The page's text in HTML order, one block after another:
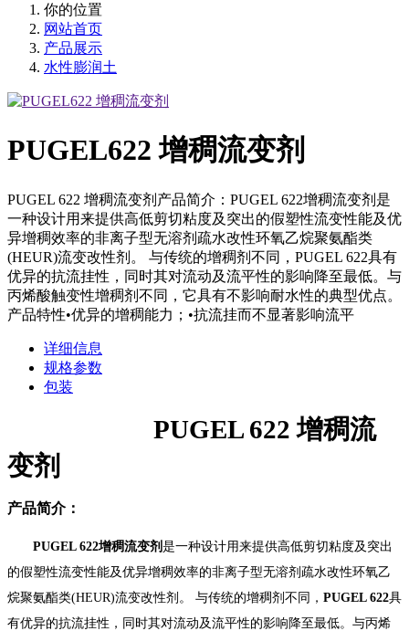
你的位置
网站首页
产品展示
水性膨润土
PUGEL622 增稠流变剂
PUGEL 622 增稠流变剂产品简介：PUGEL 622增稠流变剂是
一种设计用来提供高低剪切粘度及突出的假塑性流变性能及优
异增稠效率的非离子型无溶剂疏水改性环氧乙烷聚氨酯类
(HEUR)流变改性剂。 与传统的增稠剂不同，PUGEL 622具有
优异的抗流挂性，同时其对流动及流平性的影响降至最低。与
丙烯酸触变性增稠剂不同，它具有不影响耐水性的典型优点。
产品特性•优异的增稠能力；•抗流挂而不显著影响流平
详细信息
规格参数
包装
PUGEL 622增稠流
变剂
产品简介：
PUGEL 622增稠流变剂 是一种设计用来提供高低剪切粘度及突出
的假塑性流变性能及优异增稠效率的非离子型无溶剂疏水改性环氧乙
烷聚氨酯类(HEUR)流变改性剂。 与传统的增稠剂不同， PUGEL 622具
有优异的抗流挂性，同时其对流动及流平性的影响降至最低。与丙烯